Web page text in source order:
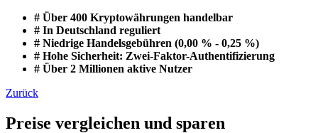
# Über 400 Kryptowährungen handelbar
# In Deutschland reguliert
# Niedrige Handelsgebühren (0,00 % - 0,25 %)
# Hohe Sicherheit: Zwei-Faktor-Authentifizierung
# Über 2 Millionen aktive Nutzer
Zurück
Preise vergleichen und sparen